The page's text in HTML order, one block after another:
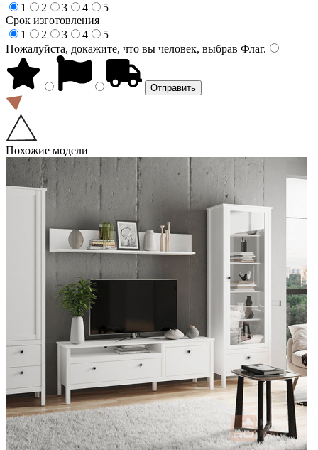
1
2 3 4
5
Срок изготовления
1
2 3 4
5
Пожалуйста, докажите, что вы человек, выбрав Флаг.
Похожие модели